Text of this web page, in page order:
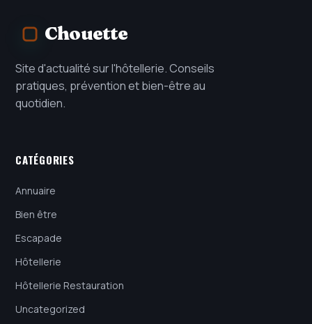
Chouette
Site d'actualité sur l'hôtellerie. Conseils
pratiques, prévention et bien-être au
quotidien.
CATÉGORIES
Annuaire
Bien être
Escapade
Hôtellerie
Hôtellerie Restauration
Uncategorized